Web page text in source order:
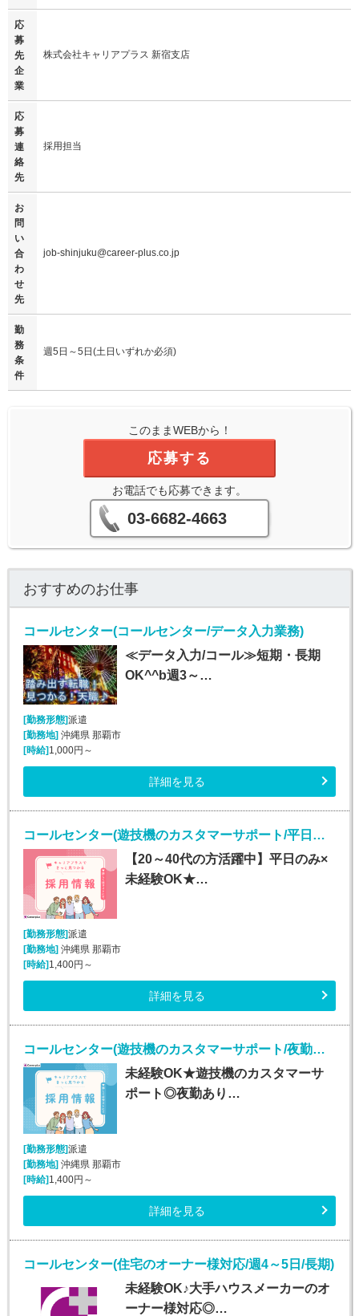
応
募
先
企
業
株式会社キャリアプラス 新宿支店
応
募
連
絡
先
採用担当
お
問
い
合
わ
せ
先
job-shinjuku@career-plus.co.jp
勤
務
条
件
週5日～5日(土日いずれか必須)
このままWEBから！
応募する
お電話でも応募できます。
03-6682-4663
おすすめのお仕事
コールセンター(コールセンター/データ入力業務)
≪データ入力/コール≫短期・長期
OK^^b週3～…
[勤務形態]派遣
[勤務地]沖縄県 那覇市
[時給]1,000円～
詳細を見る
コールセンター(遊技機のカスタマーサポート/平日のみ/長期)
【20～40代の方活躍中】平日のみ×
未経験OK★…
[勤務形態]派遣
[勤務地] 沖縄県 那覇市
[時給] 1,400円～
詳細を見る
コールセンター(遊技機のカスタマーサポート/夜勤あり/長期)
未経験OK★遊技機のカスタマーサ
ポート◎夜勤あり…
[勤務形態]派遣
[勤務地] 沖縄県 那覇市
[時給] 1,400円～
詳細を見る
コールセンター(住宅のオーナー様対応/週4～5日/長期)
未経験OK♪大手ハウスメーカーのオ
ーナー様対応◎…